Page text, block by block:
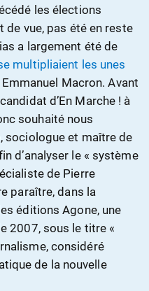
les élections
de vue, pas été en reste
a largement été de
multipliaient les unes
Macron. Avant
d’En Marche ! à
souhaité nous
sociologue et maître de
d’analyser le « système
de Pierre
paraître, dans la
éditions Agone, une
2007, sous le titre «
considéré
de la nouvelle